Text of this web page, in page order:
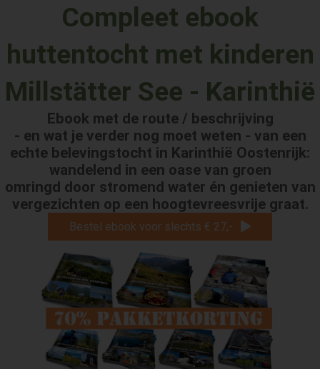
Compleet ebook
huttentocht met kinderen
Millstätter See - Karinthië
Ebook met de route / beschrijving
- en wat je verder nog moet weten - van een
echte belevingstocht in Karinthië Oostenrijk:
wandelend in een oase van groen
omringd door stromend water én genieten van
vergezichten op een hoogtevreesvrije graat.
Bestel ebook voor slechts € 27,-